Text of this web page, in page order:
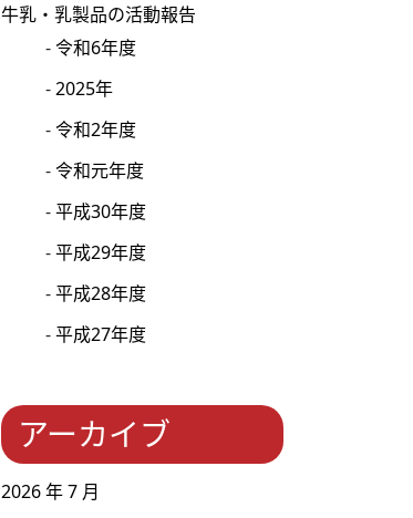
牛乳・乳製品の活動報告
令和6年度
2025年
令和2年度
令和元年度
平成30年度
平成29年度
平成28年度
平成27年度
アーカイブ
2026 年 7 月